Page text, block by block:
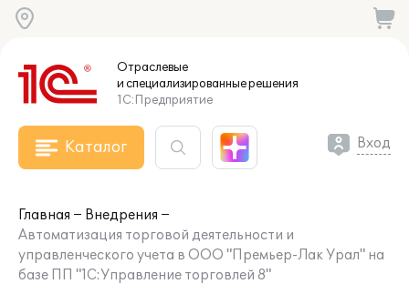
Отраслевые
и специализированныерешения
1С:Предприятие
Каталог Вход
Главная
Внедрения
Автоматизация торговой деятельности и
управленческого учета в ООО "Премьер-Лак Урал" на
базе ПП "1С:Управление торговлей 8"